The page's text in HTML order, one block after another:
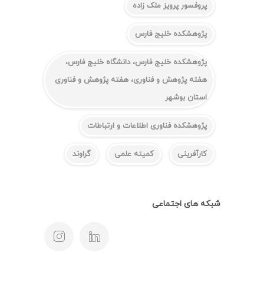
پروفسور پرویز ملک زاده
پژوهشکده خلیج فارس
پژوهشکده خلیج فارس، دانشگاه خلیج فارس،
هفته پژوهش و فناوری، هفته پژوهش و فناوری
استان بوشهر
پژوهشکده فناوری اطلاعات و ارتباطات
کارآفرینی کمیته علمی گراوند
شبکه های اجتماعی